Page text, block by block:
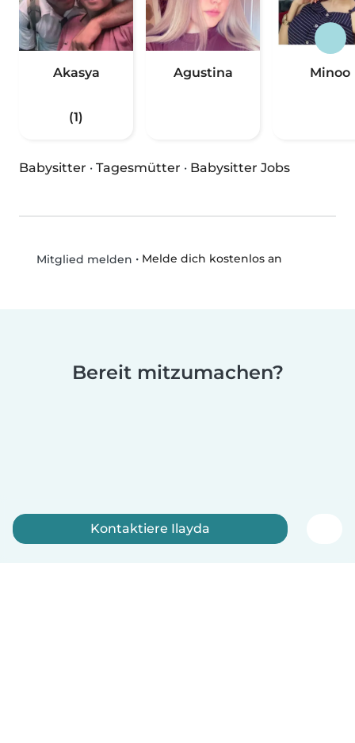
Akasya
(1)
Agustina Minoo
Babysitter · Tagesmütter · Babysitter Jobs
Mitglied melden • Melde dich kostenlos an
Bereit mitzumachen?
Kontaktiere Ilayda